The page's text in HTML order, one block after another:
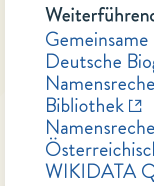
Deutsche
Bibliothek
WIKIDATA